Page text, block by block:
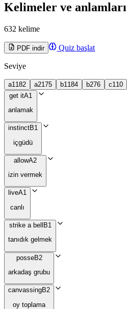
Kelimeler ve anlamları
632 kelime
PDF indir Quiz başlat
Seviye
a1 182 a2175 b1 184 b276 c1 10
get itA1
anlamak
instinctB1
içgüdü
allowA2
izin vermek
liveA1
canlı
strike a bell B1
tanıdık gelmek
posseB2
arkadaş grubu
canvassingB2
oy toplama